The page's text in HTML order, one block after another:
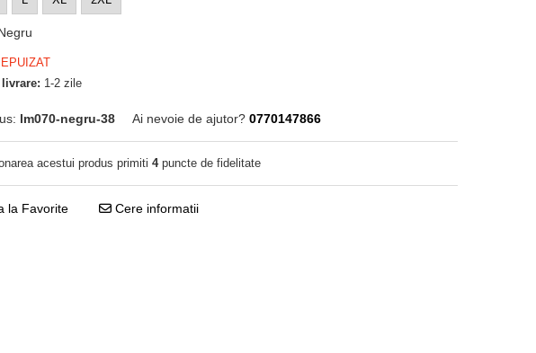
livrare: 1-2 zile
lm070-negru-38 Ai nevoie de ajutor? 0770147866
acestui produs primiti 4puncte de fidelitate
la Favorite Cere informatii